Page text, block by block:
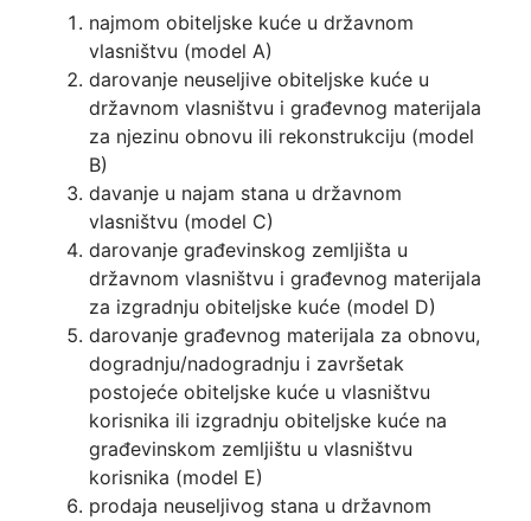
najmom obiteljske kuće u državnom
vlasništvu (model A)
darovanje neuseljive obiteljske kuće u
državnom vlasništvu i građevnog materijala
za njezinu obnovu ili rekonstrukciju (model
B)
davanje u najam stana u državnom
vlasništvu (model C)
darovanje građevinskog zemljišta u
državnom vlasništvu i građevnog materijala
za izgradnju obiteljske kuće (model D)
darovanje građevnog materijala za obnovu,
dogradnju/nadogradnju i završetak
postojeće obiteljske kuće u vlasništvu
korisnika ili izgradnju obiteljske kuće na
građevinskom zemljištu u vlasništvu
korisnika (model E)
prodaja neuseljivog stana u državnom